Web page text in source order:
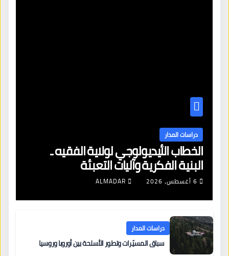
دراسات المدار
الخطاب الأيديولوجي لولاية الفقيه ـ
البنية الفكرية وآليات التعبئة
6 أغسطس، 2026 ALMADAR
دراسات المدار
سباق المسيّرات وتطور الأسلحة بين أوروبا وروسيا